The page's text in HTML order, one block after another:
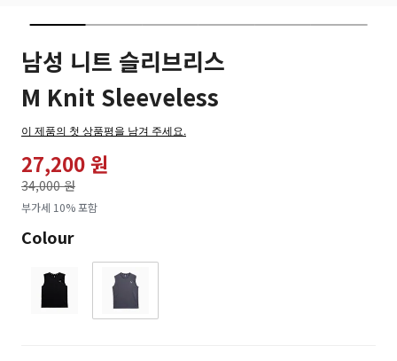
남성 니트 슬리브리스
M Knit Sleeveless
이 제품의 첫 상품평을 남겨 주세요.
27,200 원
34,000 원
로
부가세 10% 포함
Colour